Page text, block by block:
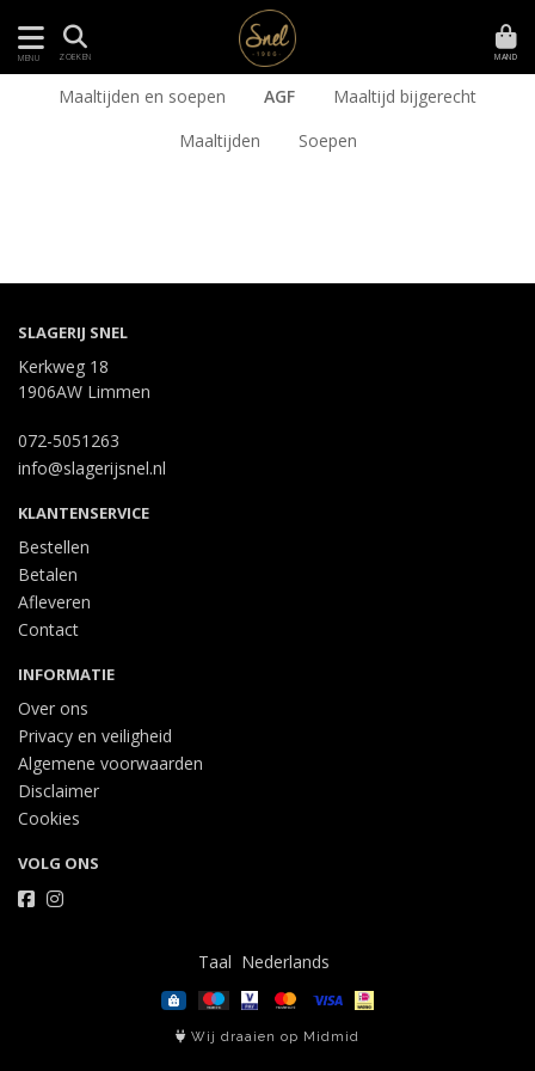
MENU ZOEKEN MAND
Maaltijden en soepen AGF
Maaltijd bijgerecht
Maaltijden
Soepen
SLAGERIJ SNEL
Kerkweg 18
1906AW Limmen
072-5051263
info@slagerijsnel.nl
KLANTENSERVICE
Bestellen
Betalen
Afleveren
Contact
INFORMATIE
Over ons
Privacy en veiligheid
Algemene voorwaarden
Disclaimer
Cookies
VOLG ONS
Taal
Wij draaien op Midmid